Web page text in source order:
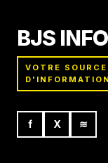
BJS INFO
VOTRE SOURCE
D'INFORMATION
f X ≋